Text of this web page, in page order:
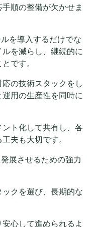
順の整備が欠かせま
を導入するだけでな
を減らし、継続的に
です。
の技術スタックをし
用の生産性を同時に
ト化して共有し、各
夫も大切です。
展させるための強力
クを選び、長期的な
心して進められるよ